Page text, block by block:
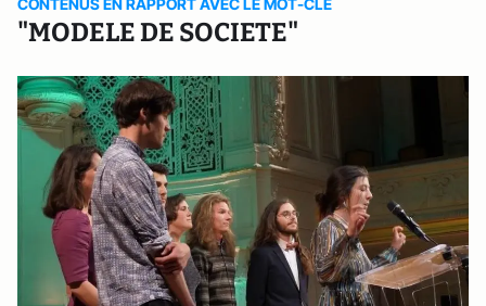
CONTENUS EN RAPPORT AVEC LE MOT-CLE
"MODELE DE SOCIETE"